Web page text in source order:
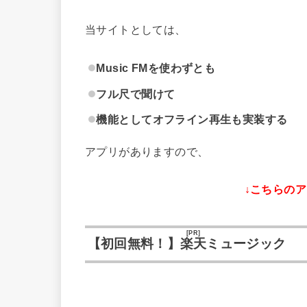
当サイトとしては、
Music FMを使わずとも
フル尺で聞けて
機能としてオフライン再生も実装する
アプリがありますので、
↓こちらの
【初回無料！】 楽天
[PR]
ミュージック